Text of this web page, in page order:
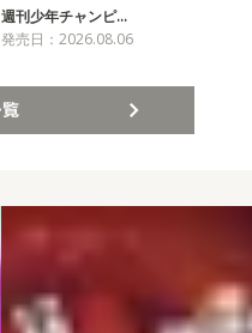
週刊少年チャンピ…
発売日：2026.08.06